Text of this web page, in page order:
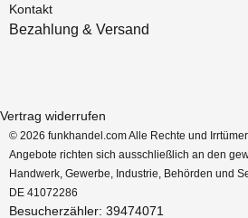
Kontakt
Bezahlung & Versand
Vertrag widerrufen
© 2026 funkhandel.com Alle Rechte und
Angebote richten sich ausschließlich an den
Handwerk, Gewerbe, Industrie, Behörden und
DE 41072286
Besucherzähler: 39474071